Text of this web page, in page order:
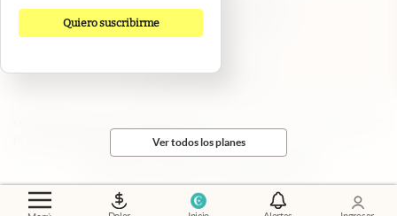
Quiero suscribirme
Ver todos los planes
Todos los derechos reservados
Términos y condiciones
Consentimiento
propiedad intelectual: 56576959
N° de edición: 10.953 - 10 de agosto de 2026